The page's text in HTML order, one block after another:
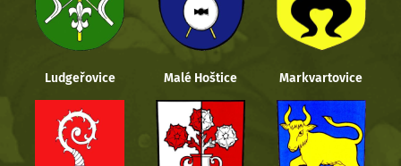
Ludgeřovice Malé Hoštice Markvartovice